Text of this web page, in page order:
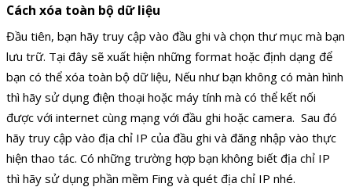
Cách xóa toàn bộ dữ liệu
Đầu tiên, bạn hãy truy cập vào đầu ghi và chọn thư mục mà bạn
lưu trữ. Tại đây sẽ xuất hiện những format hoặc định dạng để
bạn có thể xóa toàn bộ dữ liệu, Nếu như bạn không có màn hình
thì hãy sử dụng điện thoại hoặc máy tính mà có thể kết nối
được với internet cùng mạng với đầu ghi hoặc camera. Sau đó
hãy truy cập vào địa chỉ IP của đầu ghi và đăng nhập vào thực
hiện thao tác. Có những trường hợp bạn không biết địa chỉ IP
thì hãy sử dụng phần mềm Fing và quét địa chỉ IP nhé.